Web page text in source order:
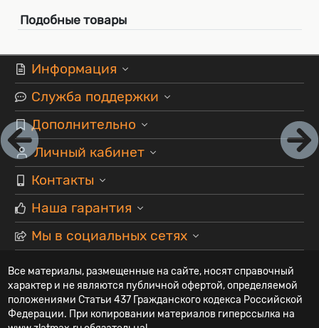
Подобные товары
Информация
Служба поддержки
Дополнительно
Личный кабинет
Контакты
Наша гарантия
Мы в социальных сетях
Все материалы, размещенные на сайте, носят справочный
характер и не являются публичной офертой, определяемой
положениями Статьи 437 Гражданского кодекса Российской
Федерации. При копировании материалов гиперссылка на